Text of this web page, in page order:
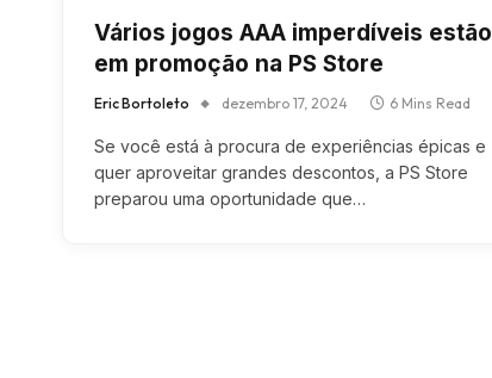
Vários jogos AAA imperdíveis estão
em promoção na PS Store
Eric Bortoleto dezembro 17, 2024 6 Mins Read
Se você está à procura de experiências épicas e
quer aproveitar grandes descontos, a PS Store
preparou uma oportunidade que…